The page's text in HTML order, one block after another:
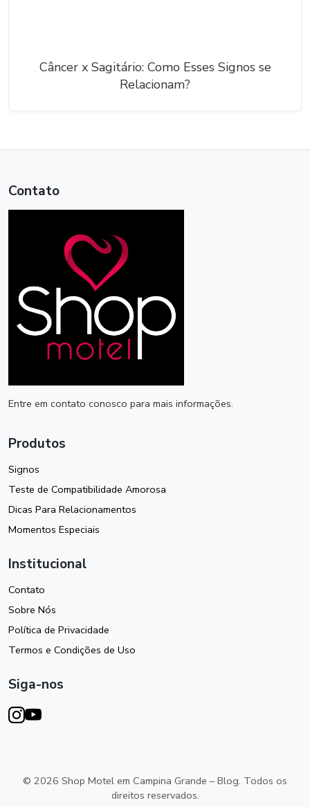
Câncer x Sagitário: Como Esses Signos se
Relacionam?
Contato
Entre em contato conosco para mais informações.
Produtos
Signos
Teste de Compatibilidade Amorosa
Dicas Para Relacionamentos
Momentos Especiais
Institucional
Contato
Sobre Nós
Política de Privacidade
Termos e Condições de Uso
Siga-nos
© 2026 Shop Motel em Campina Grande – Blog. Todos os
direitos reservados.